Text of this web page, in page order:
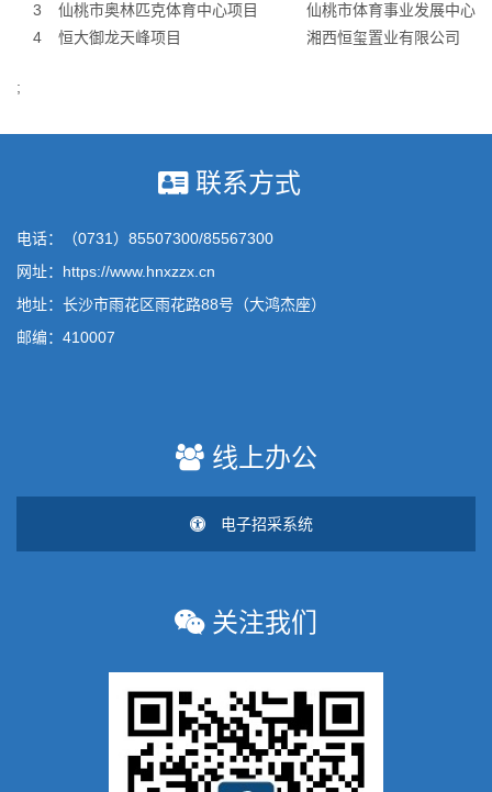
3
仙桃市奥林匹克体育中心项目
仙桃市体育事业发展中心
4
恒大御龙天峰项目 湘西恒玺置业有限公司
;
联系方式
电话：（0731）85507300/85567300
网址：https://www.hnxzzx.cn
地址：长沙市雨花区雨花路88号（大鸿杰座）
邮编：410007
线上办公
电子招采系统
关注我们